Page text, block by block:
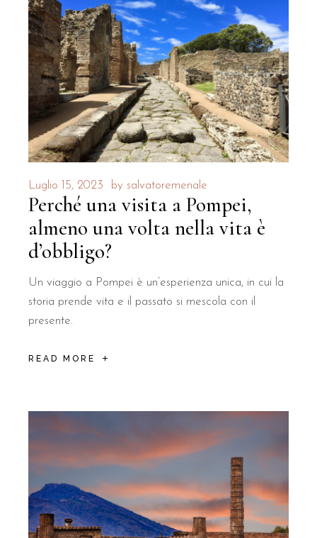
Luglio 15, 2023 by salvatoremenale
Perché una visita a Pompei,
almeno una volta nella vita è
d’obbligo?
Un viaggio a Pompei è un’esperienza unica, in cui la
storia prende vita e il passato si mescola con il
presente.
READ MORE